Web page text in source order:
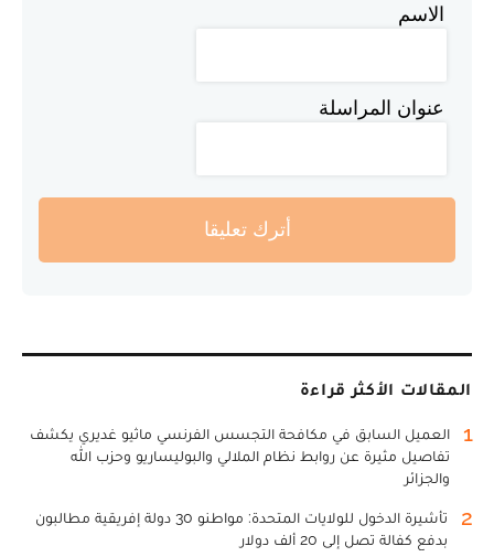
الاسم
عنوان المراسلة
أترك تعليقا
المقالات الأكثر قراءة
1
العميل السابق في مكافحة التجسس الفرنسي ماثيو غديري يكشف
تفاصيل مثيرة عن روابط نظام الملالي والبوليساريو وحزب الله
والجزائر
2
تأشيرة الدخول للولايات المتحدة: مواطنو 30 دولة إفريقية مطالبون
بدفع كفالة تصل إلى 20 ألف دولار